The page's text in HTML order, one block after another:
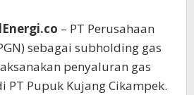
– PT Perusahaan
sebagai subholding gas
penyaluran gas
PT Pupuk Kujang Cikampek.